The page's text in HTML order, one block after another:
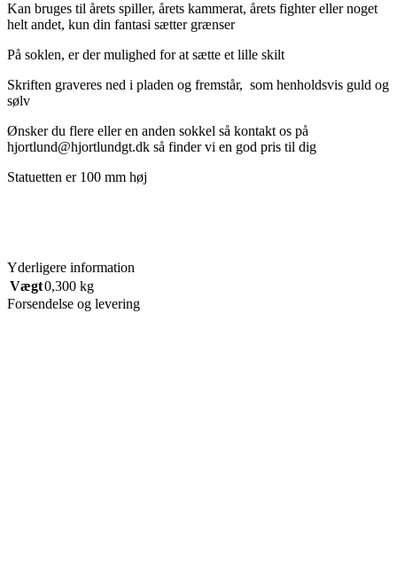
Kan bruges til årets spiller, årets kammerat, årets fighter eller noget
helt andet, kun din fantasi sætter grænser
På soklen, er der mulighed for at sætte et lille skilt
Skriften graveres ned i pladen og fremstår, som henholdsvis guld og
sølv
Ønsker du flere eller en anden sokkel så kontakt os på
hjortlund@hjortlundgt.dk så finder vi en god pris til dig
Statuetten er 100 mm høj
Yderligere information
Vægt0,300 kg
Forsendelse og levering